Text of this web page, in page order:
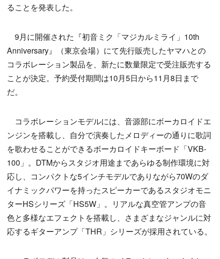
ることを発表した。
9月に開催された『初音ミク「マジカルミライ」10th
Anniversary』（東京会場）にて先行販売したヤマハとの
コラボレーション製品を、新たに数量限定で受注販売する
ことが決定。予約受付期間は10月5日から11月8日まで
だ。
コラボレーションモデルには、音源部にボーカロイドエ
ンジンを搭載し、自分で演奏したメロディーの通りに歌詞
を歌わせることができるボーカロイドキーボード「VKB-
100」。DTMからスタジオ用途まであらゆる制作環境に対
応し、コンパクトな5インチモデルでありながら70Wのダ
イナミックパワーを持ったスピーカーであるスタジオモニ
ターHSシリーズ「HS5W」。リアルな真空管アンプの音
色と多様なエフェクトを搭載し、さまざまなジャンルに対
応するギターアンプ「THR」シリーズが採用されている。